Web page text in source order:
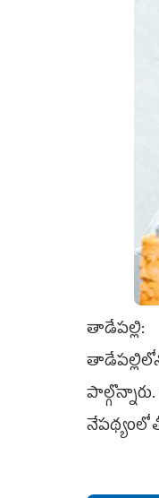
తాడేప‌ల్లి:
నేప‌థ్యంలో